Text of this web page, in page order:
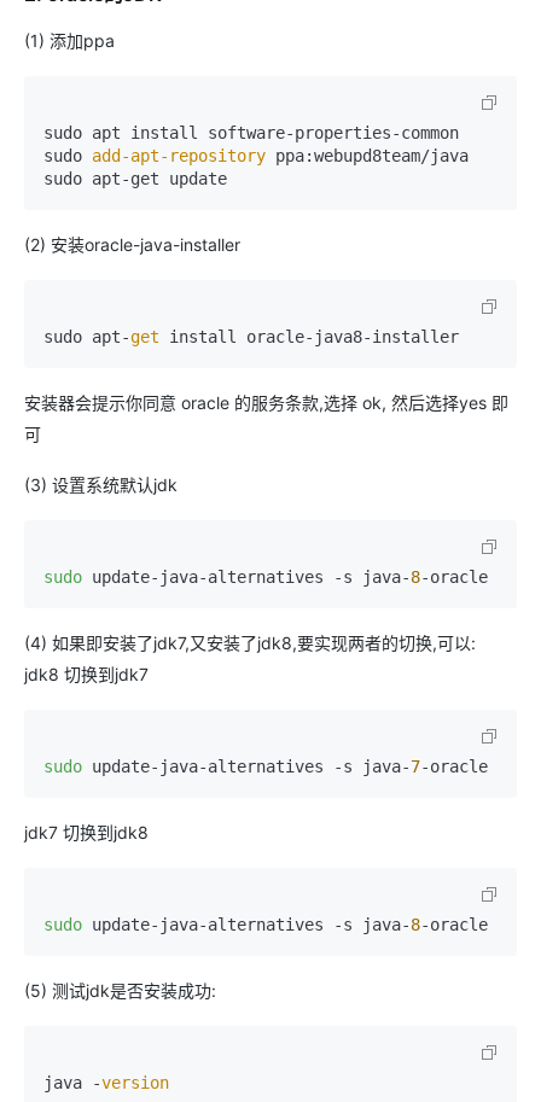
(1) 添加ppa
sudo apt install software-properties-common
sudo add-apt-repository ppa:webupd8team/java
sudo apt-get update
(2) 安装oracle-java-installer
sudo apt-get install oracle-java8-installer
安装器会提示你同意 oracle 的服务条款,选择 ok, 然后选择yes 即
可
(3) 设置系统默认jdk
sudo update-java-alternatives -s java-8-oracle
(4) 如果即安装了jdk7,又安装了jdk8,要实现两者的切换,可以:
jdk8 切换到jdk7
sudo update-java-alternatives -s java-7-oracle
jdk7 切换到jdk8
sudo update-java-alternatives -s java-8-oracle
(5) 测试jdk是否安装成功:
java -version